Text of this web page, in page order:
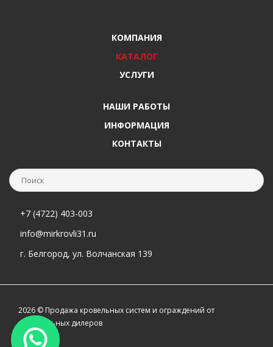
КОМПАНИЯ
КАТАЛОГ
УСЛУГИ
НАШИ РАБОТЫ
ИНФОРМАЦИЯ
КОНТАКТЫ
+7 (4722) 403-003
info@mirkrovli31.ru
г. Белгород, ул. Волчанская 139
2026 © Продажа кровельных систем и ограждений от
официальных дилеров